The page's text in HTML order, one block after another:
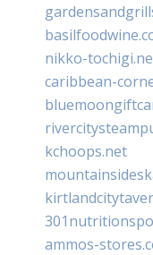
nikko-
caribbean-
kchoops.net
ammos-